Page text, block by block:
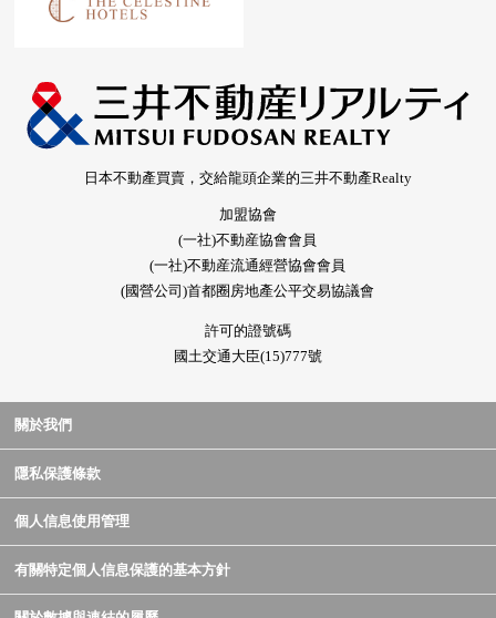
日本不動產買賣，交給龍頭企業的三井不動產Realty
加盟協會
(一社)不動産協會會員
(一社)不動産流通經營協會會員
(國營公司)首都圈房地產公平交易協議會
許可的證號碼
國土交通大臣(15)777號
關於我們
隱私保護條款
個人信息使用管理
有關特定個人信息保護的基本方針